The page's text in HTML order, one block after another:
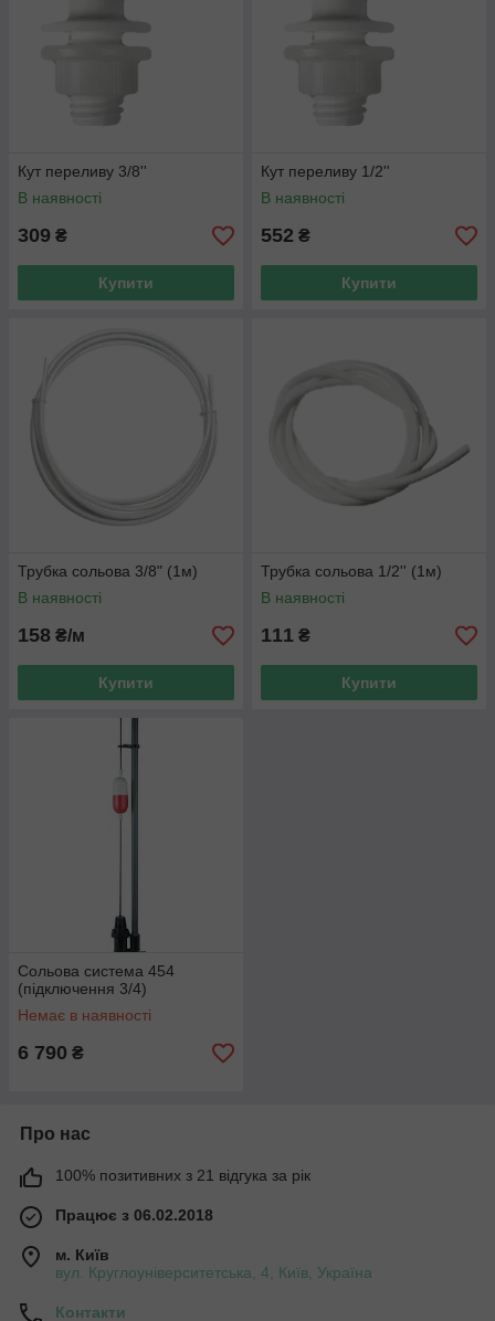
Кут переливу 3/8''
В наявності
309 ₴
Купити
Кут переливу 1/2''
В наявності
552 ₴
Купити
Трубка сольова 3/8" (1м)
В наявності
158 ₴/м
Купити
Трубка сольова 1/2'' (1м)
В наявності
111 ₴
Купити
Сольова система 454
(підключення 3/4)
Немає в наявності
6 790 ₴
Про нас
100% позитивних з 21 відгука за рік
Працює з 06.02.2018
м. Київ
вул. Круглоуніверситетська, 4, Київ, Україна
Контакти